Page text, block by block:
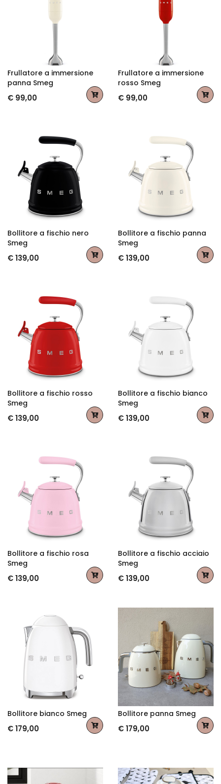
Frullatore a immersione
panna Smeg
€ 99,00
Frullatore a immersione
rosso Smeg
€ 99,00
Bollitore a fischio nero
Smeg
€ 139,00
Bollitore a fischio panna
Smeg
€ 139,00
Bollitore a fischio rosso
Smeg
€ 139,00
Bollitore a fischio bianco
Smeg
€ 139,00
Bollitore a fischio rosa
Smeg
€ 139,00
Bollitore a fischio acciaio
Smeg
€ 139,00
Bollitore bianco Smeg
€ 179,00
Bollitore panna Smeg
€ 179,00